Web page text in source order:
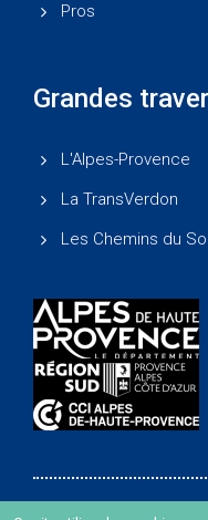
Pros
Grandes
L'Alpes-Provence
La TransVerdon
Les Chemins du